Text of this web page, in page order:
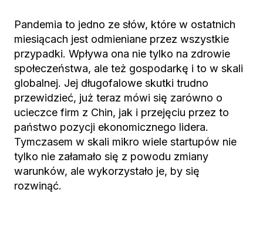
Pandemia to jedno ze słów, które w ostatnich
miesiącach jest odmieniane przez wszystkie
przypadki. Wpływa ona nie tylko na zdrowie
społeczeństwa, ale też gospodarkę i to w skali
globalnej. Jej długofalowe skutki trudno
przewidzieć, już teraz mówi się zarówno o
ucieczce firm z Chin, jak i przejęciu przez to
państwo pozycji ekonomicznego lidera.
Tymczasem w skali mikro wiele startupów nie
tylko nie załamało się z powodu zmiany
warunków, ale wykorzystało je, by się
rozwinąć.